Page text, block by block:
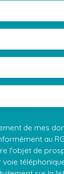
de mes
au
l'objet de